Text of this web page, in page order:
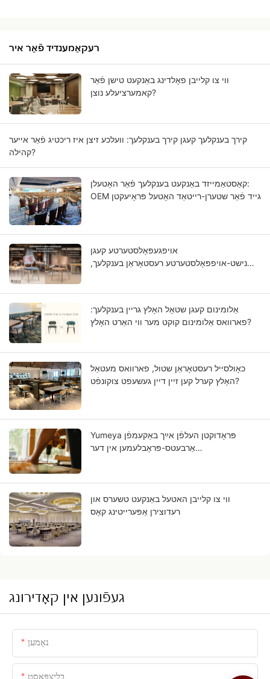
רעקאַמענדיד פֿאַר איר
ווי צו קלייבן פאָלדינג באַנקעט טישן פֿאַר
קאמערציעלע נוצן?
קירך בענקלעך קעגן קירך בענקלעך: וועלכע זיצן איז ריכטיג פֿאַר אייער
קהילה?
קאַסטאַמייזד באַנקעט בענקלעך פֿאַר האָטעלן:
OEM גייד פֿאַר שטערן-רייטאַד האָטעל פּראָיעקטן
אויפגעפּאָלסטערטע קעגן
נישט-אויפפּאָלסטערטע רעסטאָראַן בענקלעך,
אַלומינום קעגן שטאָל האָלץ גריין בענקלעך:
פארוואס אַלומינום קוקט מער ווי האַרט האָלץ?
כאָולסייל רעסטאָראַן שטול, פארוואס מעטאַל
האָלץ קערל קען זיין דיין געשעפט צוקונפֿט?
Yumeya פּראָדוקטן העלפֿן אײַך באַקעמפֿן
אַרבעטס-פּראָבלעמען אין דער
ווי צו קלייבן האטעל באַנקעט טשערס און
רעדוצירן אַפּערייטינג קאָס
געפֿונען אין קאָדירונג
נאָמען